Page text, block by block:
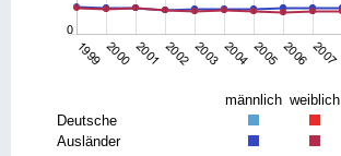
männlich weiblich
Deutsche
Ausländer